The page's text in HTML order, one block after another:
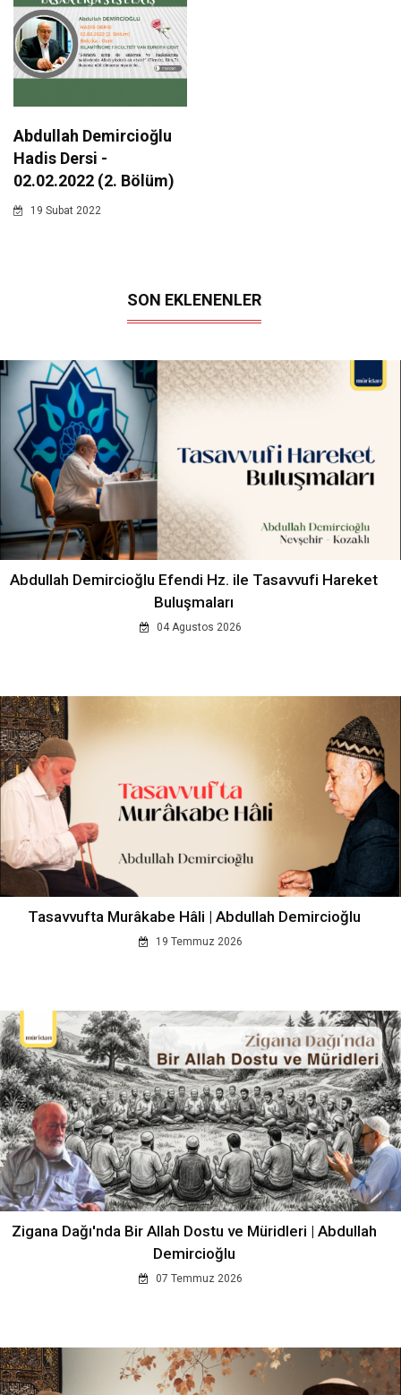
Abdullah Demircioğlu
Hadis Dersi -
02.02.2022 (2. Bölüm)
19 Subat 2022
SON EKLENENLER
Abdullah Demircioğlu Efendi Hz. ile Tasavvufi Hareket
Buluşmaları
04 Agustos 2026
Tasavvufta Murâkabe Hâli | Abdullah Demircioğlu
19 Temmuz 2026
Zigana Dağı'nda Bir Allah Dostu ve Müridleri | Abdullah
Demircioğlu
07 Temmuz 2026